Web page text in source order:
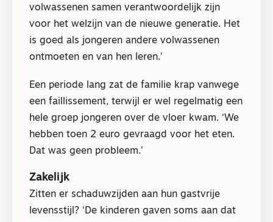
volwassenen samen verantwoordelijk zijn
voor het welzijn van de nieuwe generatie. Het
is goed als jongeren andere volwassenen
ontmoeten en van hen leren.’
Een periode lang zat de familie krap vanwege
een faillissement, terwijl er wel regelmatig een
hele groep jongeren over de vloer kwam. ‘We
hebben toen 2 euro gevraagd voor het eten.
Dat was geen probleem.’
Zakelijk
Zitten er schaduwzijden aan hun gastvrije
levensstijl? ‘De kinderen gaven soms aan dat